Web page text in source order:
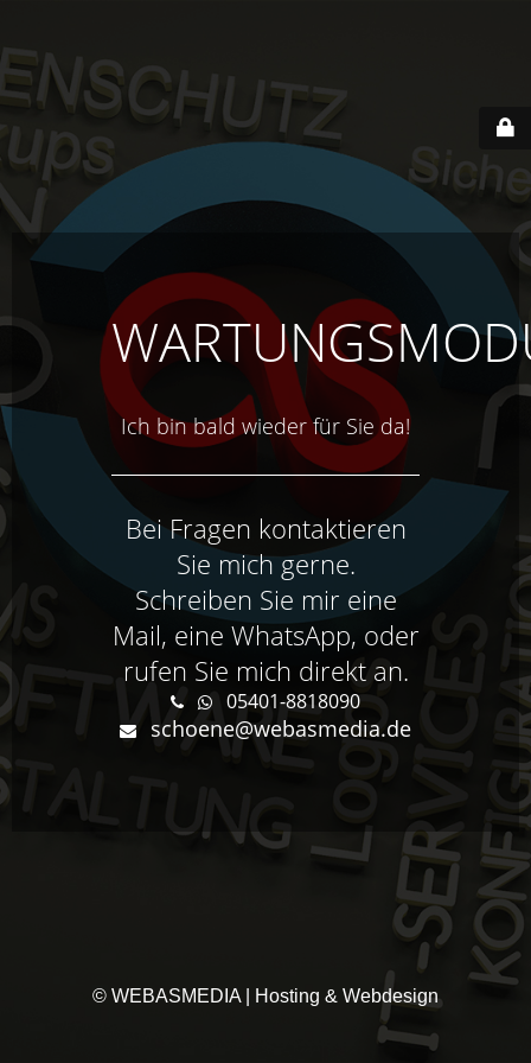
Ich bin bald wieder für Sie da!
Bei Fragen kontaktieren
Sie mich gerne.
Schreiben Sie mir eine
Mail, eine WhatsApp, oder
rufen Sie mich direkt an.
05401-8818090
schoene@webasmedia.de
© WEBASMEDIA | Hosting & Webdesign